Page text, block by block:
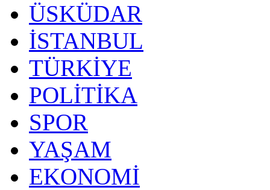
ÜSKÜDAR
İSTANBUL
TÜRKİYE
POLİTİKA
SPOR
YAŞAM
EKONOMİ